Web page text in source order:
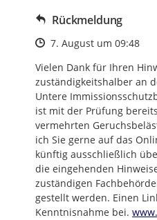
Rückmeldung
Zeitpunkt des Erstellens
7. August um 09:48
Vielen Dank für Ihren
zuständigkeitshalber an
Untere
ist mit der Prüfung
vermehrten
ich Sie gerne auf das
künftig ausschließlich
die eingehenden
zuständigen
gestellt werden. Einen
Kenntnisnahme bei.